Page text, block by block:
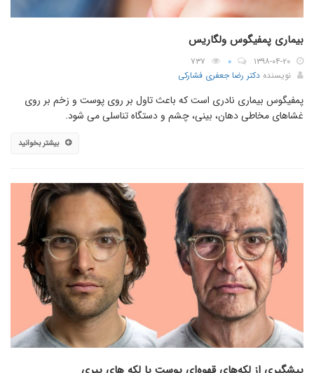
بیماری پمفیگوس ولگاریس
۱۳۹۸-۰۴-۲۰ ۰
۷۳۷
نویسنده دکتر رضا جعفری فشارکی
پمفیگوس بیماری نادری است که باعث تاول بر روی پوست و زخم بر روی
غشاهای مخاطی دهان، بینی، چشم و دستگاه تناسلی می شود.
بیشتر بخوانید